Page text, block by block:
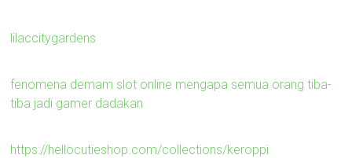
lilaccitygardens
fenomena demam slot online mengapa semua orang tiba-
tiba jadi gamer dadakan
https://hellocutieshop.com/collections/keroppi